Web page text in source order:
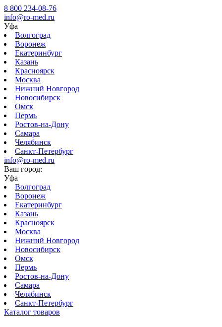
8 800 234-08-76
info@ro-med.ru
Уфа
Волгоград
Воронеж
Екатеринбург
Казань
Красноярск
Москва
Нижний Новгород
Новосибирск
Омск
Пермь
Ростов-на-Дону
Самара
Челябинск
Санкт-Петербург
info@ro-med.ru
Ваш город:
Уфа
Волгоград
Воронеж
Екатеринбург
Казань
Красноярск
Москва
Нижний Новгород
Новосибирск
Омск
Пермь
Ростов-на-Дону
Самара
Челябинск
Санкт-Петербург
Каталог товаров